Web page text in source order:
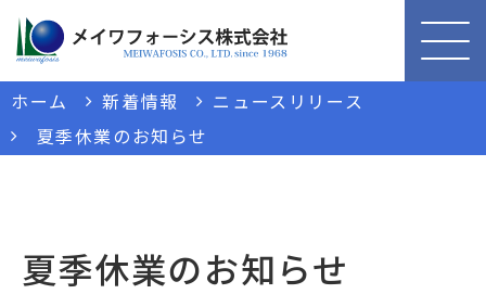
ホーム 新着情報
ニュースリリース
夏季休業のお知らせ
夏季休業のお知らせ